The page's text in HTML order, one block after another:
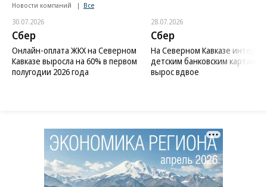
Новости компаний Все
30.07.2026
Сбер
Онлайн-оплата ЖКХ на Северном
Кавказе выросла на 60% в первом
полугодии 2026 года
28.07.2026
Сбер
На Северном Кавказе интерес
детским банковским картам
вырос вдвое